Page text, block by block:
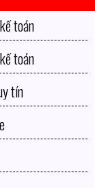
toán
toán
tín